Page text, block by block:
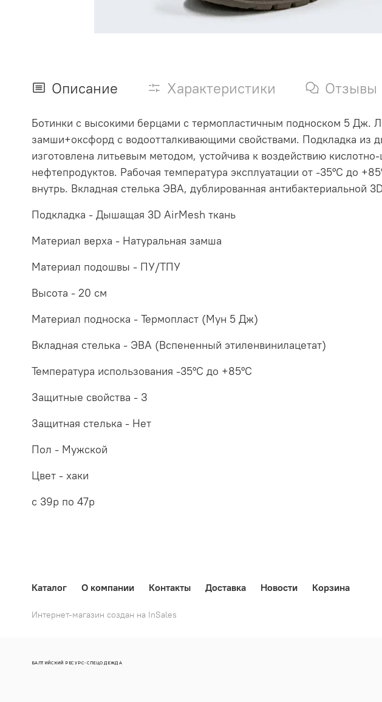
Описание Характеристики Отзывы
Ботинки с высокими берцами с термопластичным подноском 5 Дж.
замши+оксфорд с водоотталкивающими свойствами. Подкладка
изготовлена литьевым методом, устойчива к воздействию
нефтепродуктов. Рабочая температура эксплуатации от -35°С до
внутрь. Вкладная стелька ЭВА, дублированная антибактериальной
Подкладка - Дышащая 3D AirMesh ткань
Материал верха - Натуральная замша
Материал подошвы - ПУ/ТПУ
Высота - 20 см
Материал подноска - Термопласт (Мун 5 Дж)
Вкладная стелька - ЭВА (Вспененный этиленвинилацетат)
Температура использования -35°С до +85°С
Защитные свойства - З
Защитная стелька - Нет
Пол - Мужской
Цвет - хаки
с 39р по 47р
Каталог О компании Контакты Доставка Новости Корзина
Интернет-магазин создан на InSales
БАЛТИЙСКИЙ РЕСУРС-СПЕЦОДЕЖДА